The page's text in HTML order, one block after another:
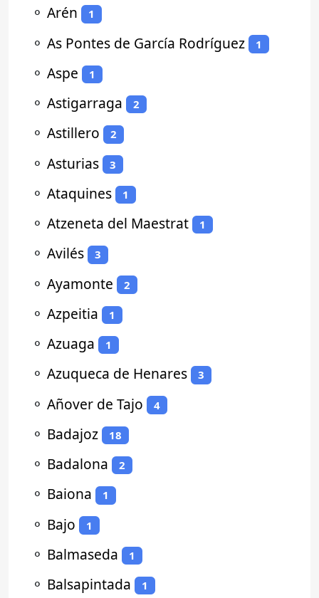
⚬ Arén 1
⚬ As Pontes de García Rodríguez 1
⚬ Aspe 1
⚬ Astigarraga 2
⚬ Astillero 2
⚬ Asturias 3
⚬ Ataquines 1
⚬ Atzeneta del Maestrat 1
⚬ Avilés 3
⚬ Ayamonte 2
⚬ Azpeitia 1
⚬ Azuaga 1
⚬ Azuqueca de Henares 3
⚬ Añover de Tajo 4
⚬ Badajoz 18
⚬ Badalona 2
⚬ Baiona 1
⚬ Bajo 1
⚬ Balmaseda 1
⚬ Balsapintada 1